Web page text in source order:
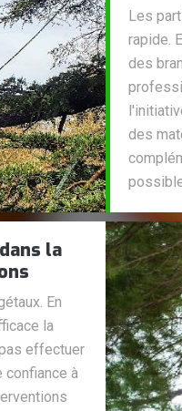
Les
rapide.
des
des
la
En
la
effectuer
confiance à